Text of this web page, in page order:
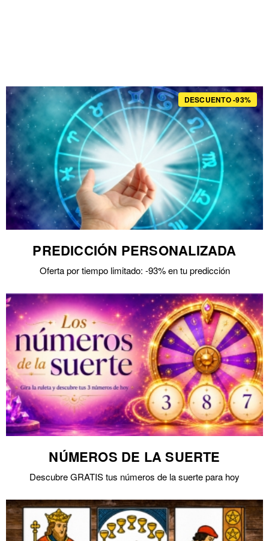
DESCUENTO -93%
PREDICCIÓN PERSONALIZADA
Oferta por tiempo limitado: -93% en tu predicción
NÚMEROS DE LA SUERTE
Descubre GRATIS tus números de la suerte para hoy